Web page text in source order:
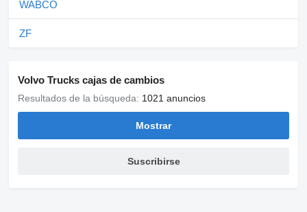
WABCO
ZF
Volvo Trucks cajas de cambios
Resultados de la búsqueda: 1021 anuncios
Mostrar
Suscribirse